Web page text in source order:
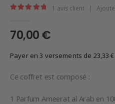
1 avis client |
70,00€
Payer en 3 versements de 23,33€
Ce coffret est composé :
1 Parfum Ameerat al Arab en